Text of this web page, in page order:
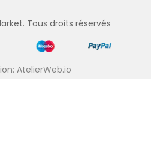
Tous droits réservés
AtelierWeb.io